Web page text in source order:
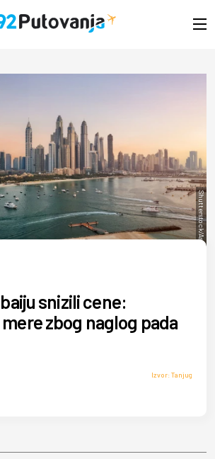
Shutterstock/Asifgraphy
snizili cene:
zbog naglog pada
Izvor: Tanjug